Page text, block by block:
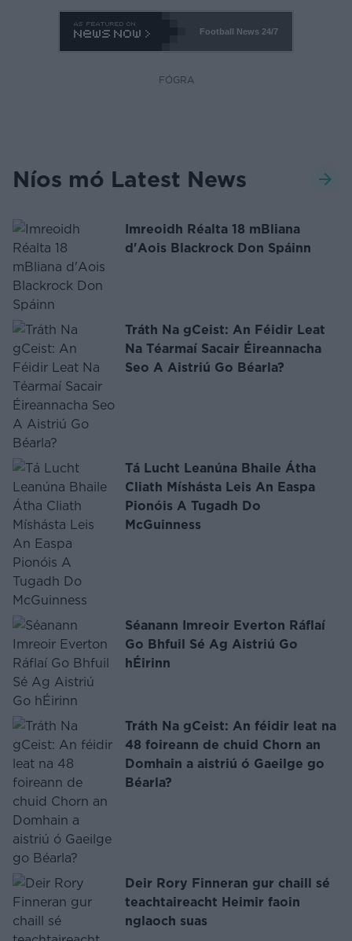
Football News24/7
FÓGRA
Níos mó Latest News
Imreoidh Réalta 18 mBliana
d'Aois Blackrock Don Spáinn
Tráth Na gCeist: An Féidir Leat
Na Téarmaí Sacair Éireannacha
Seo A Aistriú Go Béarla?
Tá Lucht Leanúna Bhaile Átha
Cliath Míshásta Leis An Easpa
Pionóis A Tugadh Do
McGuinness
Séanann Imreoir Everton Ráflaí
Go Bhfuil Sé Ag Aistriú Go
hÉirinn
Tráth Na gCeist: An féidir leat na
48 foireann de chuid Chorn an
Domhain a aistriú ó Gaeilge go
Béarla?
Deir Rory Finneran gur chaill sé
teachtaireacht Heimir faoin
nglaoch suas